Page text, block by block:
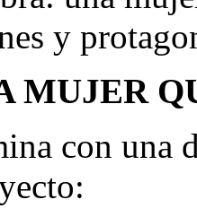
y
MUJER
con una